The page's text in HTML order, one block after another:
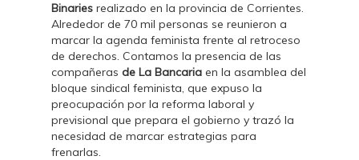
Binaries realizado en la provincia de Corrientes.
Alrededor de 70 mil personas se reunieron a
marcar la agenda feminista frente al retroceso
de derechos. Contamos la presencia de las
compañerasde La Bancaria en la asamblea del
bloque sindical feminista, que expuso la
preocupación por la reforma laboral y
previsional que prepara el gobierno y trazó la
necesidad de marcar estrategias para
frenarlas.